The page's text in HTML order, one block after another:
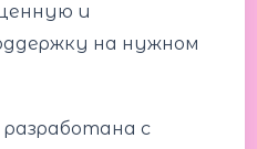
и
на нужном
с